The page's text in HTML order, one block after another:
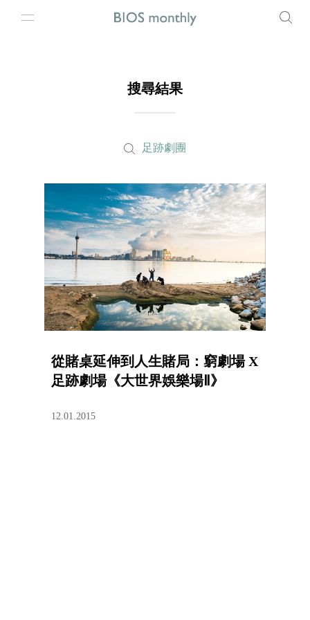
搜尋結果
足跡劇團
從賭桌延伸到人生賭局：窮劇場 X
足跡劇場《大世界娛樂場Ⅱ》
12.01.2015